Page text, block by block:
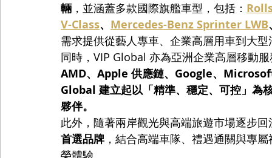
輛 ，並涵蓋多款國際旗艦車型，包括：
V-Class、 Mercedes-Benz Sprinter LWB
需求提供從藝人專車、企業高層用車到大
同時，VIP Global 亦為亞洲企業高層移動
AMD、Apple 供應鏈、Google、
Global 建立起以「精準、穩定、可控」為
夥伴。
此外，隨著兩岸觀光與高端旅遊市場逐步
首選品牌 ，結合高端車隊、禮遇通關與專